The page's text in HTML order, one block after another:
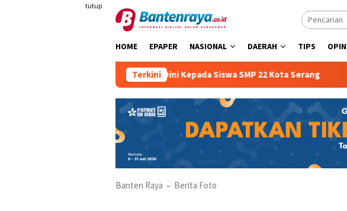
tutup
HOME EPAPER NASIONAL DAERAH TIPS
Terkini
Berkendara Sejak Dini Kepada Siswa SMP 22 Kota Serang Atria
Banten Raya – Berita Foto